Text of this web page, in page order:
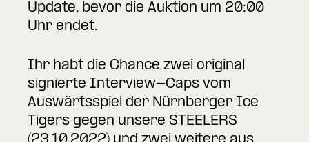
Update, bevor die Auktion um 20:00
Uhr endet.
Ihr habt die Chance zwei original
signierte Interview-Caps vom
Auswärtsspiel der Nürnberger Ice
Tigers gegen unsere STEELERS